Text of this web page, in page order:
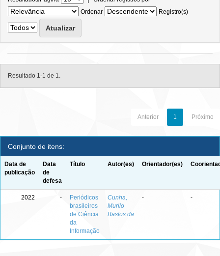
Ordenar
Registro(s)
Resultado 1-1 de 1.
Anterior 1 Próximo
Conjunto de itens:
Data de
publicação
Data
de
defesa
Título Autor(es) Orientador(es)
2022 -
Periódicos
brasileiros
de Ciência
da
Informação
Cunha,
Murilo
Bastos da
- -